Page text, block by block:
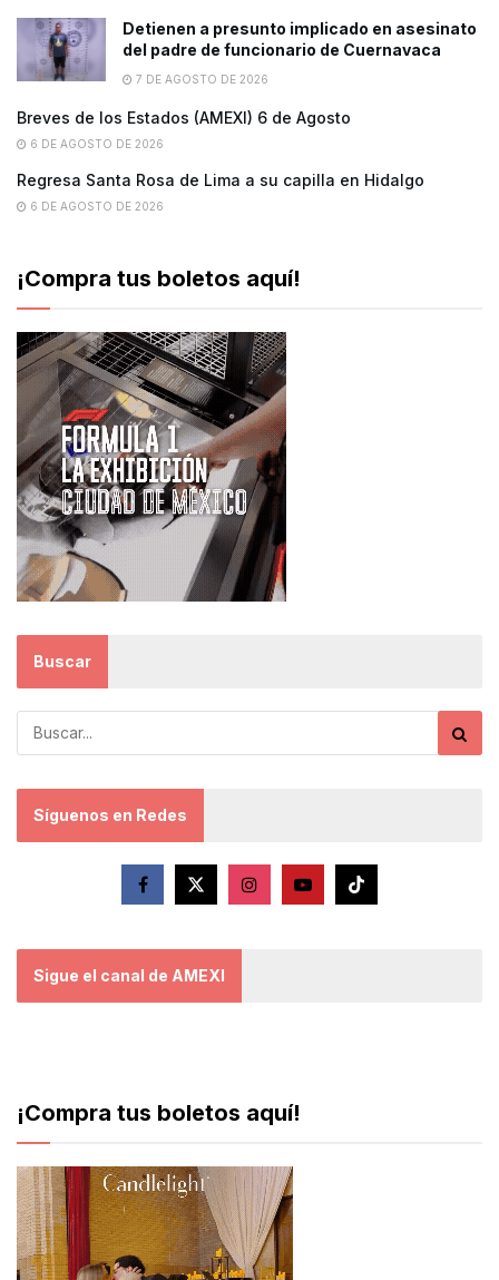
Detienen a presunto implicado en asesinato
del padre de funcionario de Cuernavaca
7 DE AGOSTO DE 2026
Breves de los Estados (AMEXI) 6 de Agosto
6 DE AGOSTO DE 2026
Regresa Santa Rosa de Lima a su capilla en Hidalgo
6 DE AGOSTO DE 2026
¡Compra tus boletos aquí!
Buscar
Síguenos en Redes
Sigue el canal de AMEXI
¡Compra tus boletos aquí!